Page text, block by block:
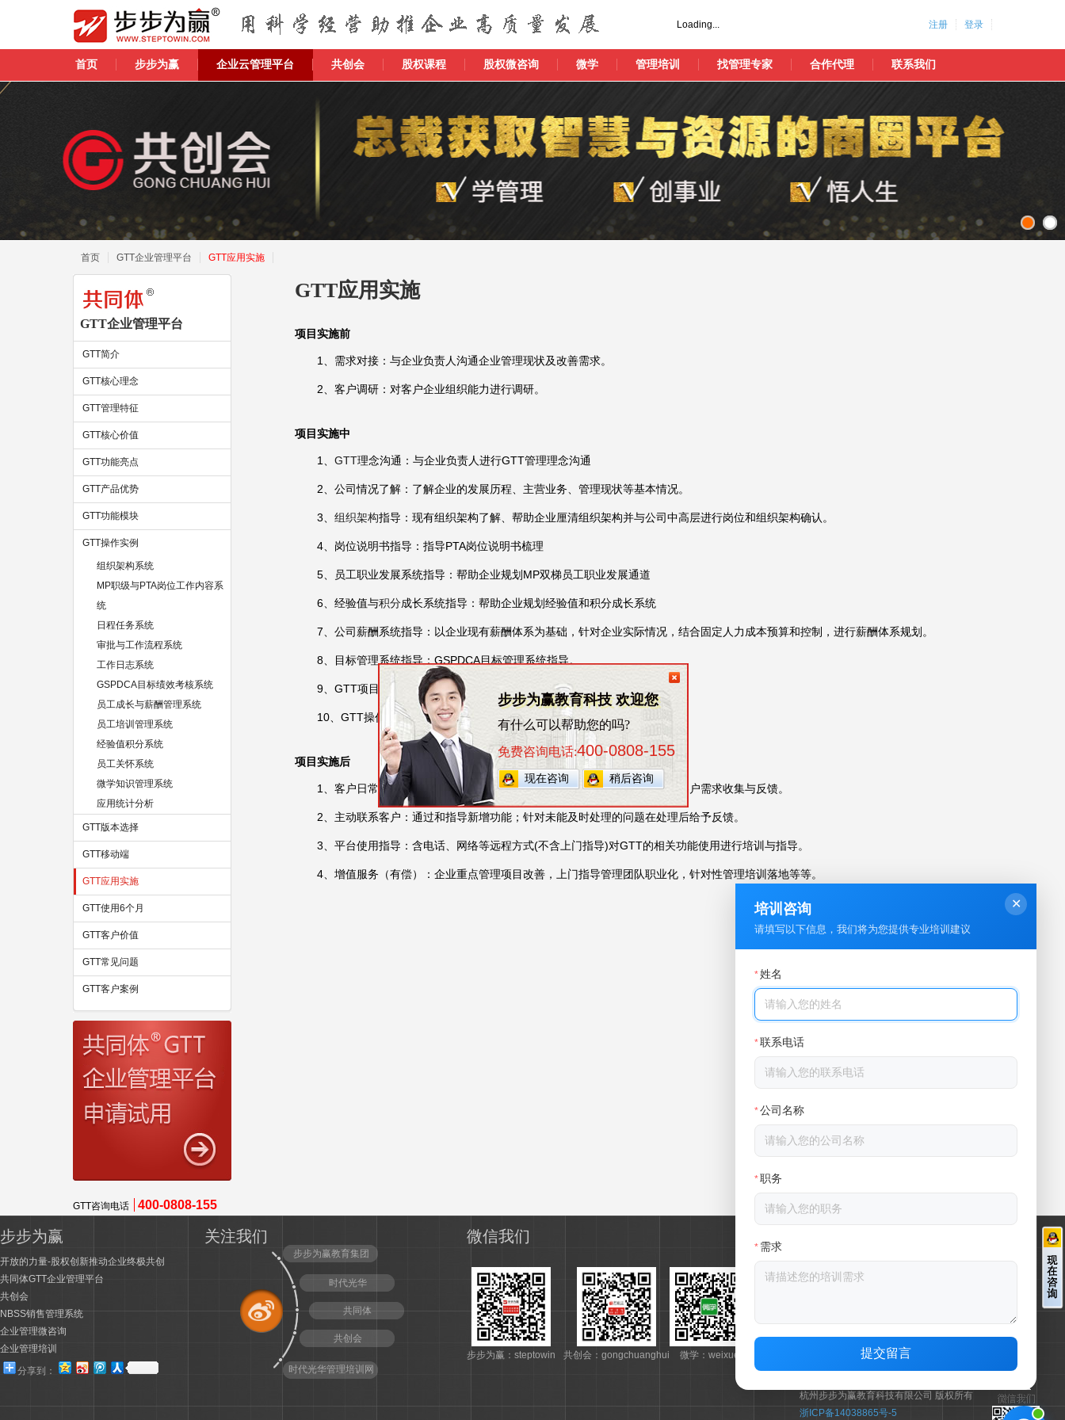
Loading... 注册 登录
首页 步步为赢 企业云管理平台 共创会 股权课程 股权微咨询 微学 管理培训 找管理专家 合作代理 联系我们
步步为赢教育科技 欢迎您
有什么可以帮助您的吗?
免费咨询电话:400-0808-155
现在咨询 稍后咨询
首页 GTT企业管理平台 GTT应用实施
GTT企业管理平台
GTT简介
GTT核心理念
GTT管理特征
GTT核心价值
GTT功能亮点
GTT产品优势
GTT功能模块
GTT操作实例
组织架构系统
MP职级与PTA岗位工作内容系
统
日程任务系统
审批与工作流程系统
工作日志系统
GSPDCA目标绩效考核系统
员工成长与薪酬管理系统
员工培训管理系统
经验值积分系统
员工关怀系统
微学知识管理系统
应用统计分析
GTT版本选择
GTT移动端
GTT应用实施
GTT使用6个月
GTT客户价值
GTT常见问题
GTT客户案例
GTT咨询电话 400-0808-155
GTT应用实施
项目实施前
1、需求对接：与企业负责人沟通企业管理现状及改善需求。
2、客户调研：对客户企业组织能力进行调研。
项目实施中
1、 GTT理念沟通：与企业负责人进行GTT管理理念沟通
2、公司情况了解：了解企业的发展历程、主营业务、管理现状等基本情况。
3、 组织架构指导：现有组织架构了解、帮助企业厘清组织架构并与公司中高层进行岗位和组织架构确认。
4、岗位说明书指导：指导PTA岗位说明书梳理
5、员工职业发展系统指导：帮助企业规划MP双梯员工职业发展通道
6、经验值与积分成长系统指导：帮助企业规划经验值和积分成长系统
7、公司薪酬系统指导：以企业现有薪酬体系为基础，针对企业实际情况，结合固定人力成本预算和控制，进行薪酬体系规划。
8、目标管理系统指导：GSPDCA目标管理系统指导。
9、GTT项目上线： GTT 系统文件准备；系统初始化配置
10、GTT操作培训：全员项目启动会和系统使用操作培训
项目实施后
1、客户日常使用指导：解决客户方提出的各种系统功能使用问题、建议，客户需求收集与反馈。
2、主动联系客户：通过和指导新增功能；针对未能及时处理的问题在处理后给予反馈。
3、平台使用指导：含电话、网络等远程方式(不含上门指导)对GTT的相关功能使用进行培训与指导。
4、增值服务（有偿）：企业重点管理项目改善，上门指导管理团队职业化，针对性管理培训落地等等。
步步为赢
开放的力量-股权创新推动企业终极共创
共同体GTT企业管理平台
共创会
NBSS销售管理系统
企业管理微咨询
企业管理培训
分享到：
关注我们
步步为赢教育集团
时代光华
共同体
共创会
时代光华管理培训网
微信我们
步步为赢：steptowin 共创会：gongchuanghui 微学：weixue
步步为赢教育科技集团
固定电话 0571-89938998
传 真 0571-89938990
杭州步步为赢教育科技有限公司 版权所有
浙ICP备14038865号-5
培训咨询
请填写以下信息，我们将为您提供专业培训建议
✕
*姓名
*联系电话
*公司名称
*职务
* 需求
提交留言